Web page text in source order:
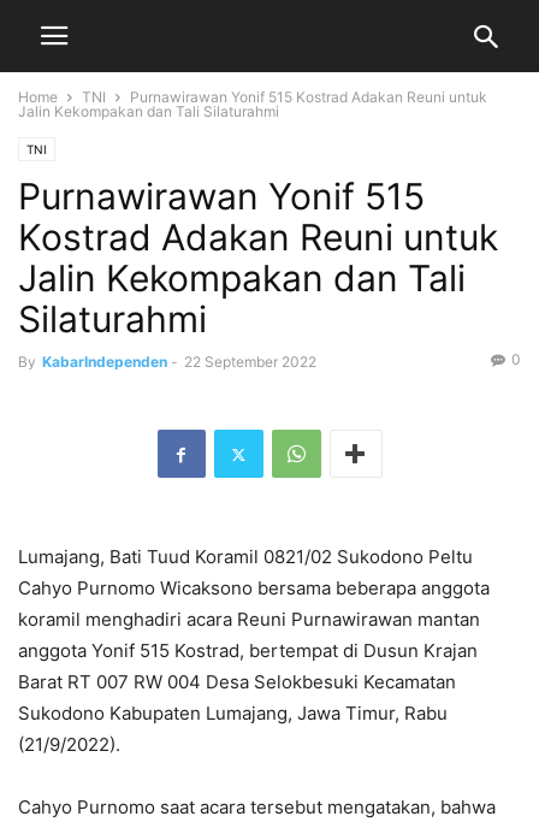
Home TNI
Purnawirawan Yonif 515 Kostrad Adakan Reuni untuk
Jalin Kekompakan dan Tali Silaturahmi
TNI
Purnawirawan Yonif 515
Kostrad Adakan Reuni untuk
Jalin Kekompakan dan Tali
Silaturahmi
By KabarIndependen - 22 September 2022 0
Lumajang, Bati Tuud Koramil 0821/02 Sukodono Peltu
Cahyo Purnomo Wicaksono bersama beberapa anggota
koramil menghadiri acara Reuni Purnawirawan mantan
anggota Yonif 515 Kostrad, bertempat di Dusun Krajan
Barat RT 007 RW 004 Desa Selokbesuki Kecamatan
Sukodono Kabupaten Lumajang, Jawa Timur, Rabu
(21/9/2022).
Cahyo Purnomo saat acara tersebut mengatakan, bahwa